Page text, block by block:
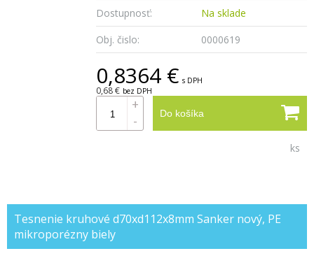
Dostupnosť:
Na sklade
Obj. čislo:
0000619
0,8364 € s DPH
0,68 € bez DPH
Do košíka
+
-
ks
Tesnenie kruhové d70xd112x8mm Sanker nový, PE
mikroporézny biely